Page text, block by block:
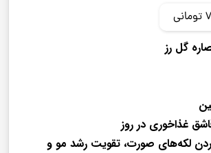
گل رز
غذاخوری در روز
لکه‌های صورت، تقویت رشد مو و